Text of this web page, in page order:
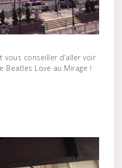
vous conseiller d’aller voir
Beatles Love au Mirage !